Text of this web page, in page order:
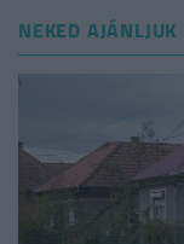
NEKED AJÁNLJUK